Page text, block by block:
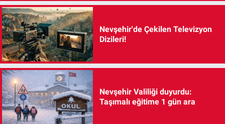
Nevşehir'de Çekilen Televizyon
Dizileri!
Nevşehir Valiliği duyurdu:
Taşımalı eğitime 1 gün ara